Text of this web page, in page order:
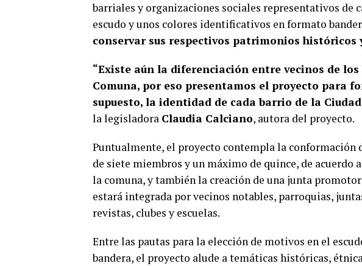
barriales y organizaciones sociales representativos de
escudo y unos colores identificativos en formato
conservar sus respectivos patrimonios históricos
“Existe aún la diferenciación entre vecinos de
Comuna, por eso presentamos el proyecto para
supuesto, la identidad de cada barrio de la
la legisladora Claudia Calciano, autora del proyecto.
Puntualmente, el proyecto contempla la
de siete miembros y un máximo de quince, de acuerdo
la comuna, y también la creación de una junta
estará integrada por vecinos notables, parroquias,
revistas, clubes y escuelas.
Entre las pautas para la elección de motivos en el
bandera, el proyecto alude a temáticas históricas,